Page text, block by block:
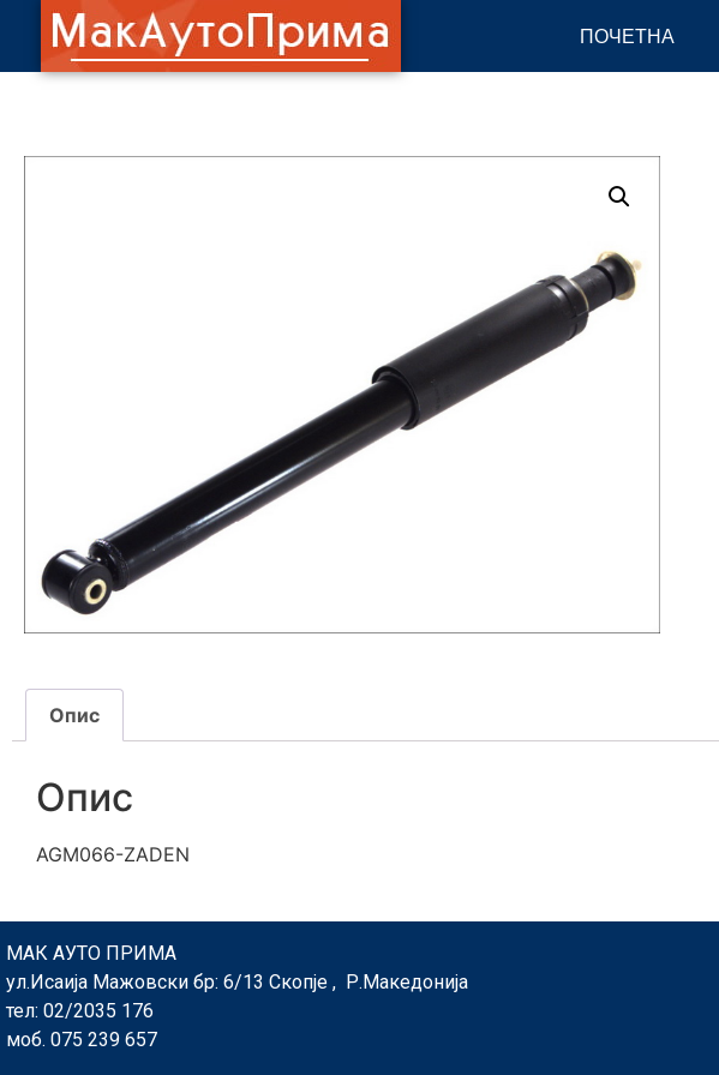
ПОЧЕТНА
Опис
Опис
AGM066-ZADEN
МАК АУТО ПРИМА
ул.Исаија Мажовски бр: 6/13 Скопје , Р.Македонија
тел: 02/2035 176
моб. 075 239 657